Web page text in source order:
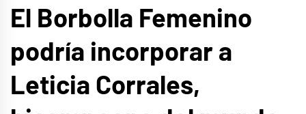
El Borbolla Femenino
podría incorporar a
Leticia Corrales,